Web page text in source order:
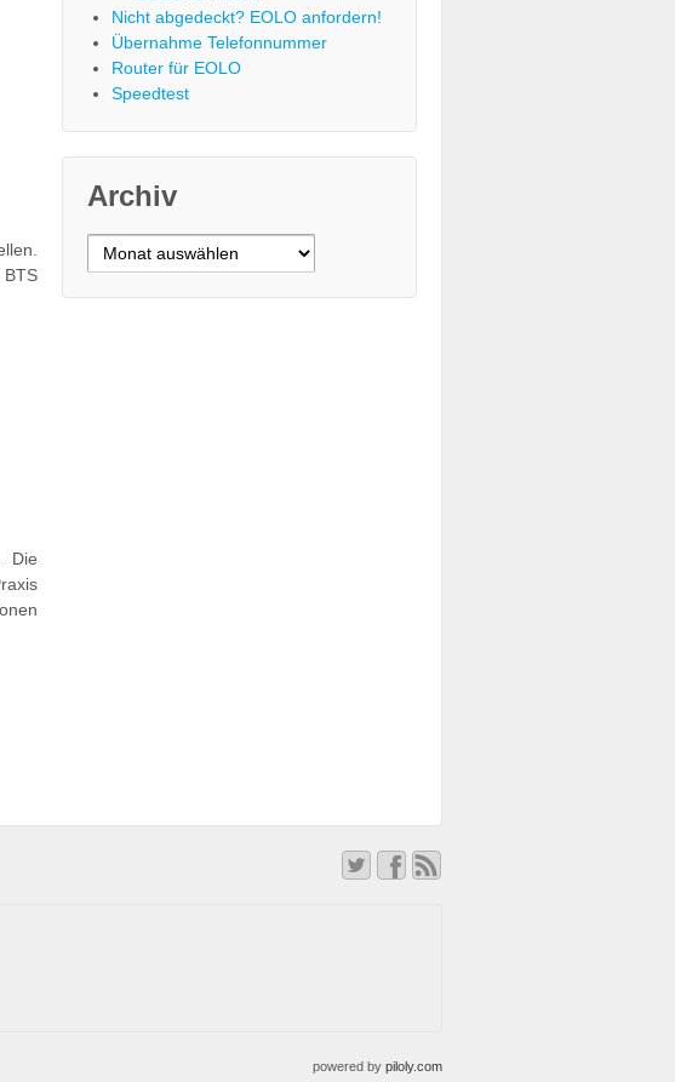
Die
Nicht abgedeckt? EOLO anfordern!
Übernahme Telefonnummer
Router für EOLO
Speedtest
Archiv
Archiv
powered by piloly.com